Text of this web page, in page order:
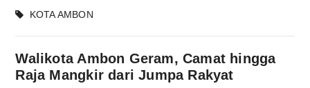
KOTA AMBON
Walikota Ambon Geram, Camat hingga
Raja Mangkir dari Jumpa Rakyat